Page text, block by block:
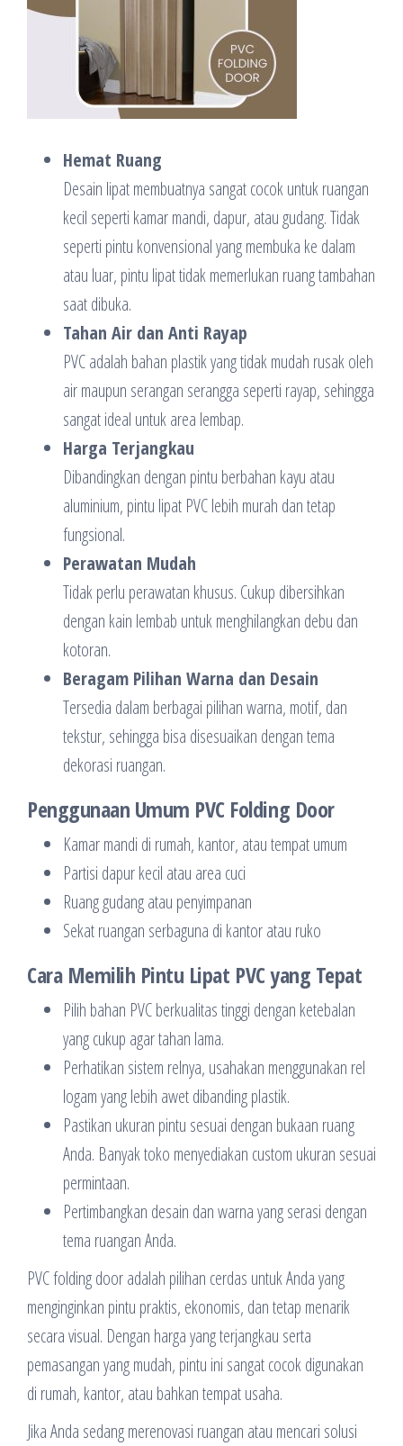
Hemat Ruang
Desain lipat membuatnya sangat cocok untuk ruangan
kecil seperti kamar mandi, dapur, atau gudang. Tidak
seperti pintu konvensional yang membuka ke dalam
atau luar, pintu lipat tidak memerlukan ruang tambahan
saat dibuka.
Tahan Air dan Anti Rayap
PVC adalah bahan plastik yang tidak mudah rusak oleh
air maupun serangan serangga seperti rayap, sehingga
sangat ideal untuk area lembap.
Harga Terjangkau
Dibandingkan dengan pintu berbahan kayu atau
aluminium, pintu lipat PVC lebih murah dan tetap
fungsional.
Perawatan Mudah
Tidak perlu perawatan khusus. Cukup dibersihkan
dengan kain lembab untuk menghilangkan debu dan
kotoran.
Beragam Pilihan Warna dan Desain
Tersedia dalam berbagai pilihan warna, motif, dan
tekstur, sehingga bisa disesuaikan dengan tema
dekorasi ruangan.
Penggunaan Umum PVC Folding Door
Kamar mandi di rumah, kantor, atau tempat umum
Partisi dapur kecil atau area cuci
Ruang gudang atau penyimpanan
Sekat ruangan serbaguna di kantor atau ruko
Cara Memilih Pintu Lipat PVC yang Tepat
Pilih bahan PVC berkualitas tinggi dengan ketebalan
yang cukup agar tahan lama.
Perhatikan sistem relnya, usahakan menggunakan rel
logam yang lebih awet dibanding plastik.
Pastikan ukuran pintu sesuai dengan bukaan ruang
Anda. Banyak toko menyediakan custom ukuran sesuai
permintaan.
Pertimbangkan desain dan warna yang serasi dengan
tema ruangan Anda.
PVC folding door adalah pilihan cerdas untuk Anda yang
menginginkan pintu praktis, ekonomis, dan tetap menarik
secara visual. Dengan harga yang terjangkau serta
pemasangan yang mudah, pintu ini sangat cocok digunakan
di rumah, kantor, atau bahkan tempat usaha.
Jika Anda sedang merenovasi ruangan atau mencari solusi